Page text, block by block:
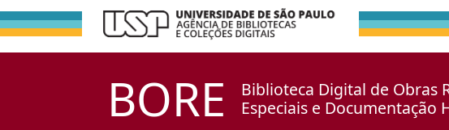
BORE
Biblioteca Digital de Obras
Especiais e Documentação